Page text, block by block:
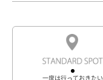
一度は行っておきたい